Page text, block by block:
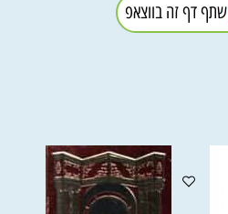
שתף דף זה בווצאפ